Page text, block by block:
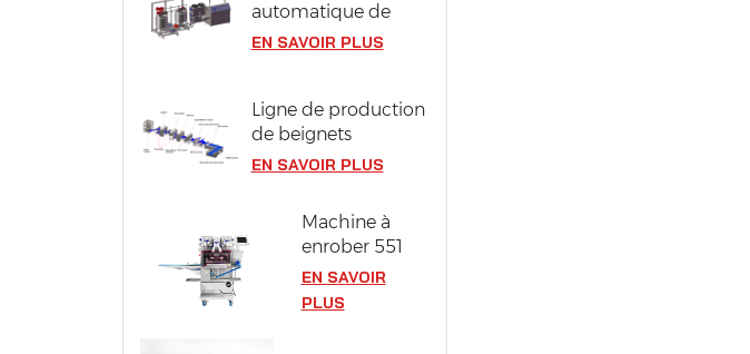
automatique de
pâte à génoise
EN SAVOIR PLUS
Ligne de production
de beignets
industriels d'une
EN SAVOIR PLUS
Machine à
enrober 551
EN SAVOIR
PLUS